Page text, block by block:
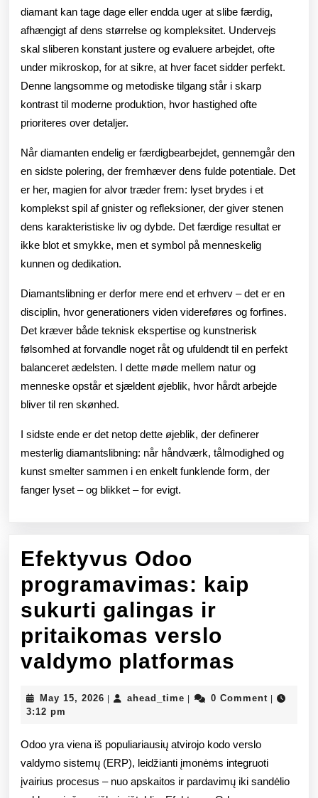
diamant kan tage dage eller endda uger at slibe færdig,
afhængigt af dens størrelse og kompleksitet. Undervejs
skal sliberen konstant justere og evaluere arbejdet, ofte
under mikroskop, for at sikre, at hver facet sidder perfekt.
Denne langsomme og metodiske tilgang står i skarp
kontrast til moderne produktion, hvor hastighed ofte
prioriteres over detaljer.
Når diamanten endelig er færdigbearbejdet, gennemgår den
en sidste polering, der fremhæver dens fulde potentiale. Det
er her, magien for alvor træder frem: lyset brydes i et
komplekst spil af gnister og refleksioner, der giver stenen
dens karakteristiske liv og dybde. Det færdige resultat er
ikke blot et smykke, men et symbol på menneskelig
kunnen og dedikation.
Diamantslibning er derfor mere end et erhverv – det er en
disciplin, hvor generationers viden videreføres og forfines.
Det kræver både teknisk ekspertise og kunstnerisk
følsomhed at forvandle noget råt og ufuldendt til en perfekt
balanceret ædelsten. I dette møde mellem natur og
menneske opstår et sjældent øjeblik, hvor hårdt arbejde
bliver til ren skønhed.
I sidste ende er det netop dette øjeblik, der definerer
mesterlig diamantslibning: når håndværk, tålmodighed og
kunst smelter sammen i en enkelt funklende form, der
fanger lyset – og blikket – for evigt.
Efektyvus Odoo
programavimas: kaip
sukurti galingas ir
pritaikomas verslo
valdymo platformas
kaip
sukurti
May 15, 2026 May
ahead_time ahead_time
0 Comment
3:12 pm
Odoo yra viena iš populiariausių atvirojo kodo verslo
valdymo sistemų (ERP), leidžianti įmonėms integruoti
įvairius procesus – nuo apskaitos ir pardavimų iki sandėlio